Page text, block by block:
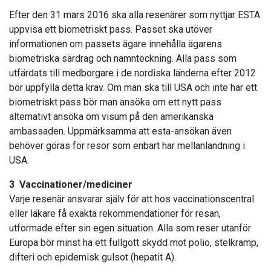
Efter den 31 mars 2016 ska alla resenärer som nyttjar ESTA
uppvisa ett biometriskt pass. Passet ska utöver
informationen om passets ägare innehålla ägarens
biometriska särdrag och namnteckning. Alla pass som
utfärdats till medborgare i de nordiska länderna efter 2012
bör uppfylla detta krav. Om man ska till USA och inte har ett
biometriskt pass bör man ansöka om ett nytt pass
alternativt ansöka om visum på den amerikanska
ambassaden. Uppmärksamma att esta-ansökan även
behöver göras för resor som enbart har mellanlandning i
USA.
3 Vaccinationer/mediciner
Varje resenär ansvarar själv för att hos vaccinationscentral
eller läkare få exakta rekommendationer för resan,
utformade efter sin egen situation. Alla som reser utanför
Europa bör minst ha ett fullgott skydd mot polio, stelkramp,
difteri och epidemisk gulsot (hepatit A).